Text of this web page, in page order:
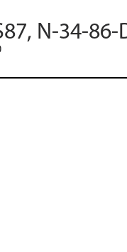
N-34-